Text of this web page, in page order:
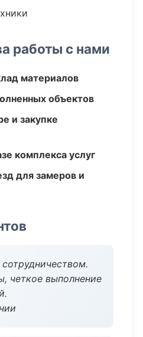
работы с нами
материалов
объектов
и закупке
комплекса услуг
для замеров и
четкое выполнение